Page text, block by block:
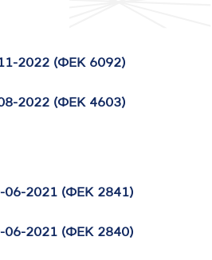
2022 (ΦΕΚ 6092)
2022 (ΦΕΚ 4603)
2021 (ΦΕΚ 2841)
2021 (ΦΕΚ 2840)